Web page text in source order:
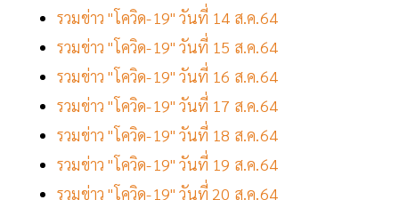
รวมข่าว "โควิด-19" วันที่ 14 ส.ค.64
รวมข่าว "โควิด-19" วันที่ 15 ส.ค.64
รวมข่าว "โควิด-19" วันที่ 16 ส.ค.64
รวมข่าว "โควิด-19" วันที่ 17 ส.ค.64
รวมข่าว "โควิด-19" วันที่ 18 ส.ค.64
รวมข่าว "โควิด-19" วันที่ 19 ส.ค.64
รวมข่าว "โควิด-19" วันที่ 20 ส.ค.64